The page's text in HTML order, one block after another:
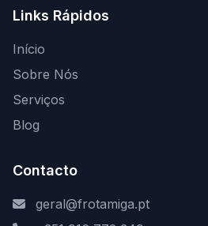
Links Rápidos
Início
Sobre Nós
Serviços
Blog
Contacto
geral@frotamiga.pt